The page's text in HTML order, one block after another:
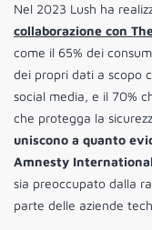
Nel 2023 Lush ha
collaborazione con
come il 65% dei
dei propri dati a scopo
social media, e il 70%
che protegga la
uniscono a quanto
Amnesty International
sia preoccupato dalla
parte delle aziende